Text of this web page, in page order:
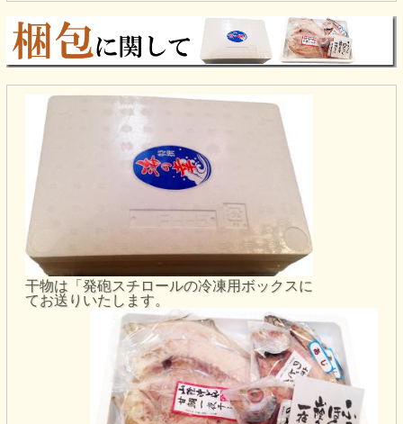
干物は「発砲スチロールの冷凍用ボックスに
てお送りいたします。